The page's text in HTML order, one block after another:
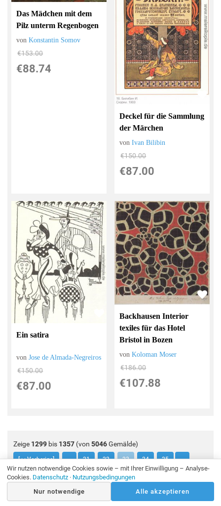
Das Mädchen mit dem
Pilz unterm Regenbogen
vonKonstantin Somov
€153.00
€88.74
Deckel für die Sammlung
der Märchen
vonIvan Bilibin
€150.00
€87.00
Ein satira
vonJose de Almada-Negreiros
€150.00
€87.00
Backhausen Interior
texiles für das Hotel
Bristol in Bozen
vonKoloman Moser
€186.00
€107.88
Zeige 1299 bis 1357 (von 5046Gemälde)
[<< Vorherige] ... 21 22 23 24 25 ...
[Nächste >>]
Alle Bilder in allen Größen sind Ihnen zur Verfügung. Können
Wir nutzen notwendige Cookies sowie – mit Ihrer Einwilligung – Analyse-
Cookies. Datenschutz · Nutzungsbedingungen
Nur notwendige
Alle akzeptieren